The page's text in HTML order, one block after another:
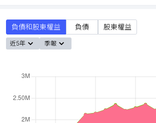
負債和股東權益 負債 股東權益
近5年 季報